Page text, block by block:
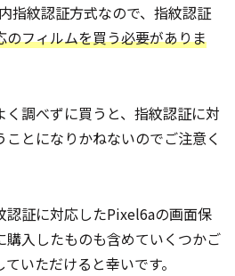
指紋認証方式なので、指紋認証
のフィルムを買う必要がありま
調べずに買うと、指紋認証に対
とになりかねないのでご注意く
認証に対応したPixel6aの画面保
入したものも含めていくつかご
いただけると幸いです。